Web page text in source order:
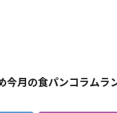
今月の食パンコラムラ